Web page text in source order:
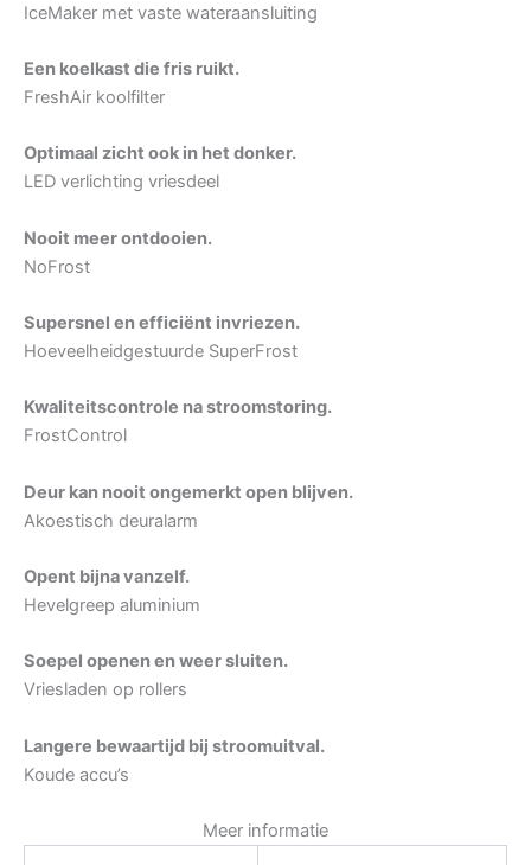
IceMaker met vaste wateraansluiting
Een koelkast die fris ruikt.
FreshAir koolfilter
Optimaal zicht ook in het donker.
LED verlichting vriesdeel
Nooit meer ontdooien.
NoFrost
Supersnel en efficiënt invriezen.
Hoeveelheidgestuurde SuperFrost
Kwaliteitscontrole na stroomstoring.
FrostControl
Deur kan nooit ongemerkt open blijven.
Akoestisch deuralarm
Opent bijna vanzelf.
Hevelgreep aluminium
Soepel openen en weer sluiten.
Vriesladen op rollers
Langere bewaartijd bij stroomuitval.
Koude accu’s
Meer informatie